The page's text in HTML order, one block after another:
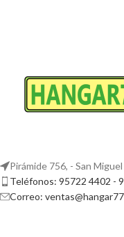
Pirámide 756, - San
Teléfonos: 95722 4402 -
Correo: